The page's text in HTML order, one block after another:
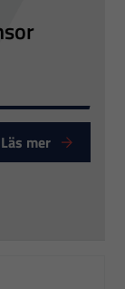
Läs mer